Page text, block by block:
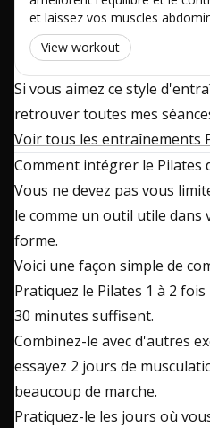
et laissez vos muscles
View workout
Si vous aimez ce style
retrouver toutes mes
Voir tous les entraînements
Comment intégrer le Pilates
Vous ne devez pas vous
le comme un outil utile dans
forme.
Voici une façon simple de
Pratiquez le Pilates 1 à 2
30 minutes suffisent.
Combinez-le avec d'autres
essayez 2 jours de
beaucoup de marche.
Pratiquez-le les jours où